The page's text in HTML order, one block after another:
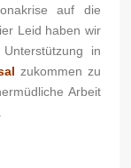
auf die
Leid haben wir
in
zukommen zu
Arbeit